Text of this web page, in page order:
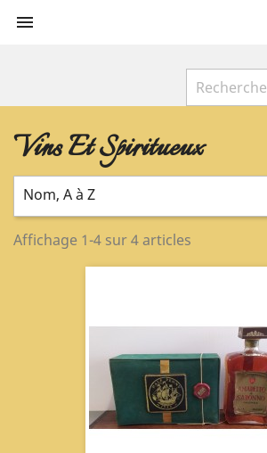

Vins Et Spiritueux
Nom, A à Z
Affichage 1-4 sur 4 articles